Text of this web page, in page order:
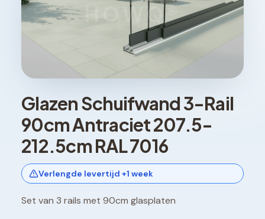
HOWQ®
Glazen Schuifwand 3-Rail
90cm Antraciet 207.5-
212.5cm RAL 7016
Verlengde levertijd +1 week
Set van 3 rails met 90cm glasplaten